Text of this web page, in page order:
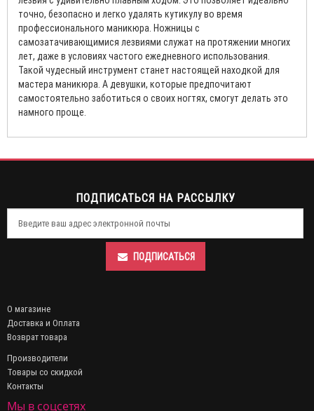
точно, безопасно и легко удалять кутикулу во время
профессионального маникюра. Ножницы с
самозатачивающимися лезвиями служат на протяжении многих
лет, даже в условиях частого ежедневного использования.
Такой чудесный инструмент станет настоящей находкой для
мастера маникюра. А девушки, которые предпочитают
самостоятельно заботиться о своих ногтях, смогут делать это
намного проще.
ПОДПИСАТЬСЯ НА РАССЫЛКУ
ПОДПИСАТЬСЯ
О магазине
Доставка и Оплата
Возврат товара
Производители
Товары со скидкой
Контакты
Мы в соцсетях